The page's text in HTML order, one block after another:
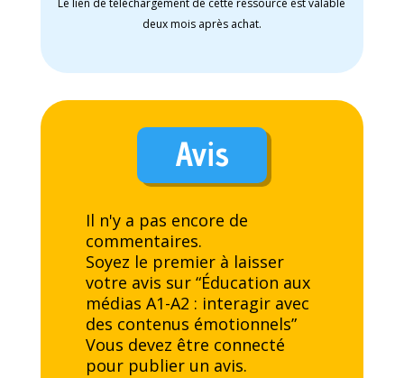
Le lien de téléchargement de cette ressource est valable
deux mois après achat.
Avis
Il n'y a pas encore de
commentaires.
Soyez le premier à laisser
votre avis sur “Éducation aux
médias A1-A2 : interagir avec
des contenus émotionnels”
Vous devez être connecté
pour publier un avis.